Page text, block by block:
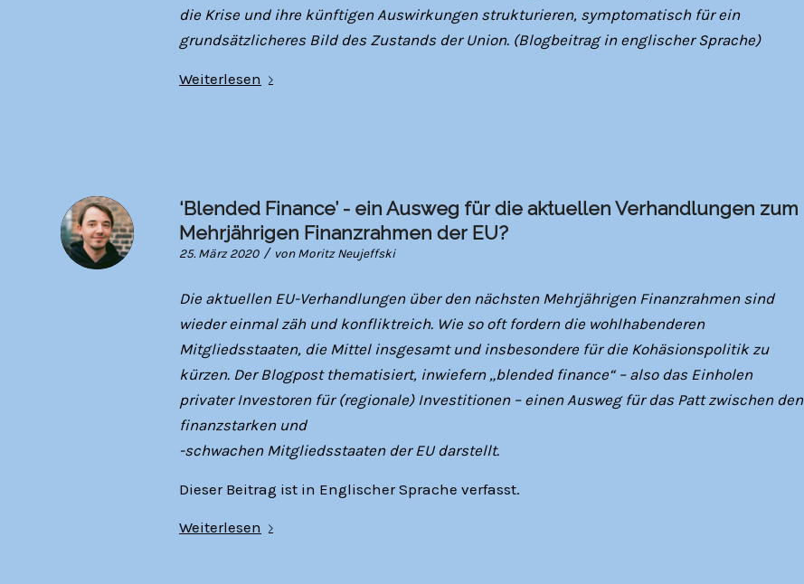
die Krise und ihre künftigen Auswirkungen strukturieren, symptomatisch für ein
grundsätzlicheres Bild des Zustands der Union. (Blogbeitrag in englischer Sprache)
Weiterlesen
‘Blended Finance’ - ein Ausweg für die aktuellen Verhandlungen zum
Mehrjährigen Finanzrahmen der EU?
25. März 2020 / vonMoritz Neujeffski
Die aktuellen EU-Verhandlungen über den nächsten Mehrjährigen Finanzrahmen sind
wieder einmal zäh und konfliktreich. Wie so oft fordern die wohlhabenderen
Mitgliedsstaaten, die Mittel insgesamt und insbesondere für die Kohäsionspolitik zu
kürzen. Der Blogpost thematisiert, inwiefern „blended finance“ – also das Einholen
privater Investoren für (regionale) Investitionen – einen Ausweg für das Patt zwischen den
finanzstarken und
-schwachen Mitgliedsstaaten der EU darstellt.
Dieser Beitrag ist in Englischer Sprache verfasst.
Weiterlesen